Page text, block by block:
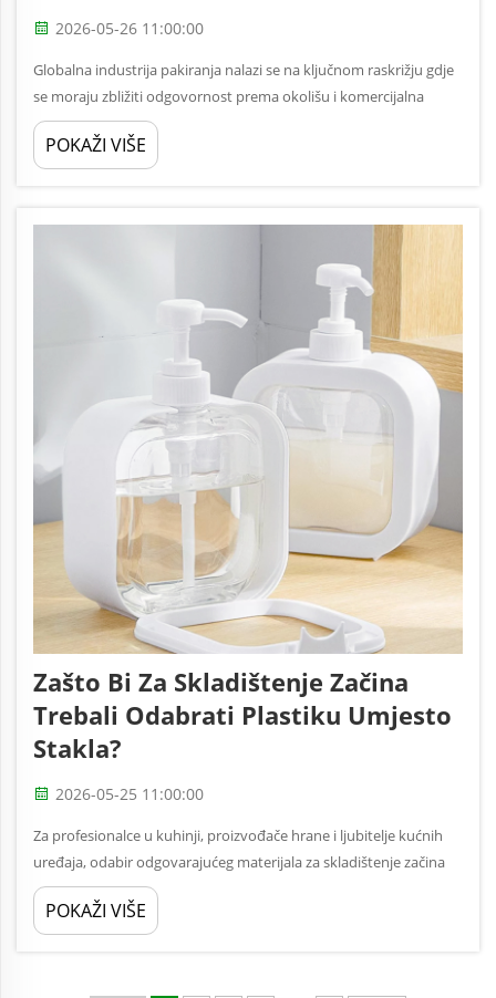
2026-05-26 11:00:00
Globalna industrija pakiranja nalazi se na ključnom raskrižju gdje
se moraju zbližiti odgovornost prema okolišu i komercijalna
održivost. Kako se poduzeća u svim sektorima suočavaju s sve
većim pritiskom potrošača, regulatora i zainteresiranih strana da
smanje svoje...
POKAŽI VIŠE
Zašto Bi Za Skladištenje Začina
Trebali Odabrati Plastiku Umjesto
Stakla?
2026-05-25 11:00:00
Za profesionalce u kuhinji, proizvođače hrane i ljubitelje kućnih
uređaja, odabir odgovarajućeg materijala za skladištenje začina
predstavlja kritičnu odluku koja utječe na kvalitetu proizvoda,
operativnu učinkovitost i dugoročne troškove...
POKAŽI VIŠE